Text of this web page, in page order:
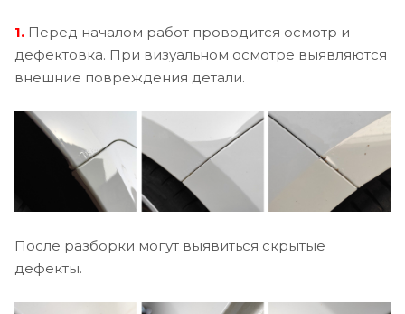
1. Перед началом работ проводится осмотр и
дефектовка. При визуальном осмотре выявляются
внешние повреждения детали.
После разборки могут выявиться скрытые
дефекты.